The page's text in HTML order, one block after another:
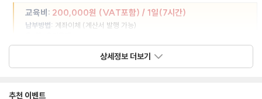
교육비: 200,000원 (VAT포함) / 1일(7시간)
납부방법: 계좌이체 (계산서 발행 가능)
계좌번호:1005-101-326043
상세정보 더보기
추천 이벤트